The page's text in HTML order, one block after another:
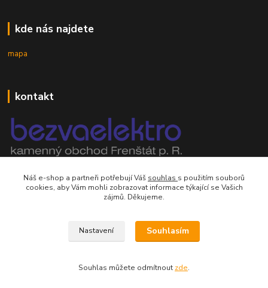
kde nás najdete
mapa
kontakt
mobil 605 268 512
Po-Pá, 8-16 hod.
Náš e-shop a partneři potřebují Váš souhlas s použitím souborů
cookies, aby Vám mohli zobrazovat informace týkající se Vašich
zájmů. Děkujeme.
Nastavení Souhlasím
Souhlas můžete odmítnout zde.